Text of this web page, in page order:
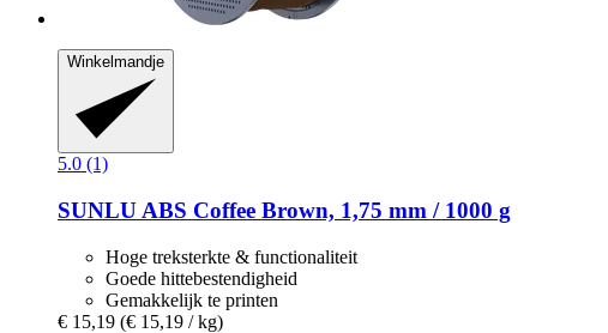
Winkelmandje
5.0 (1)
SUNLU ABS Coffee Brown, 1,75 mm / 1000 g
Hoge treksterkte & functionaliteit
Goede hittebestendigheid
Gemakkelijk te printen
€ 15,19 (€ 15,19 / kg)